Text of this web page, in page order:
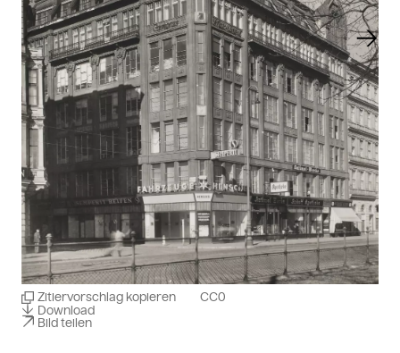
Zitiervorschlag kopieren
Download
Bild teilen
CC0
Vorheriger Slide